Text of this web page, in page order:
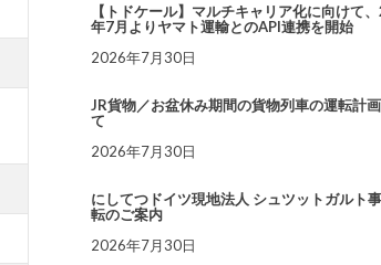
【トドケール】マルチキャリア化に向けて
年7月よりヤマト運輸とのAPI連携を開始
2026年7月30日
JR貨物／お盆休み期間の貨物列車の運転計
て
2026年7月30日
にしてつドイツ現地法人 シュツットガルト
転のご案内
2026年7月30日